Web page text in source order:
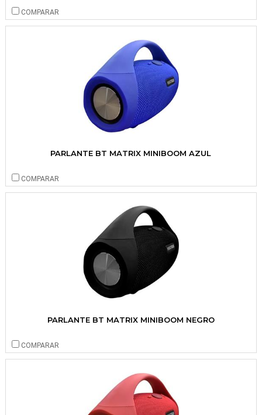
COMPARAR
PARLANTE BT MATRIX MINIBOOM AZUL
COMPARAR
PARLANTE BT MATRIX MINIBOOM NEGRO
COMPARAR